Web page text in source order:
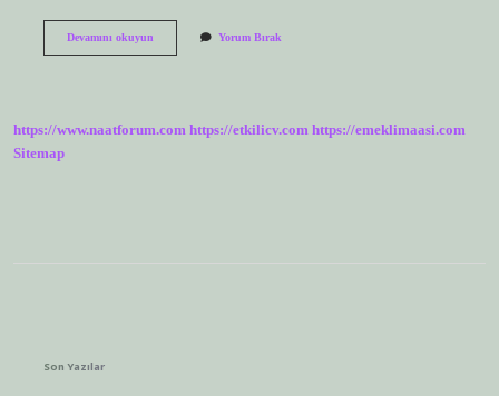
Devamını okuyun4
Yorum Bırak
https://www.naatforum.com https://etkilicv.com https://emeklimaasi.com
Sitemap
Son Yazılar